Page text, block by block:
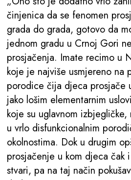
činjenica da se fenomen
grada do grada, gotovo da
jednom gradu u Crnoj Gori
prosjačenja. Imate recimo u
koje je najviše usmjereno na
porodice čija djeca prosjače
jako lošim elementarnim
koje su uglavnom
u vrlo disfunkcionalnim
okolnostima. Dok u drugim
prosjačenje u kom djeca čak
stvari, pa na taj način